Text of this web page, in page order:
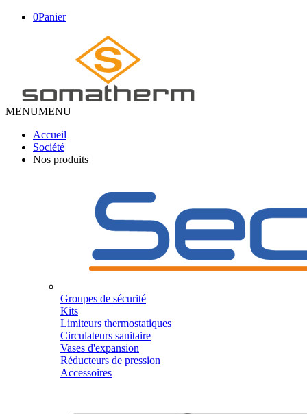
0Panier
MENUMENU
Accueil
Société
Nos produits
Groupes de sécurité
Kits
Limiteurs thermostatiques
Circulateurs sanitaire
Vases d'expansion
Réducteurs de pression
Accessoires